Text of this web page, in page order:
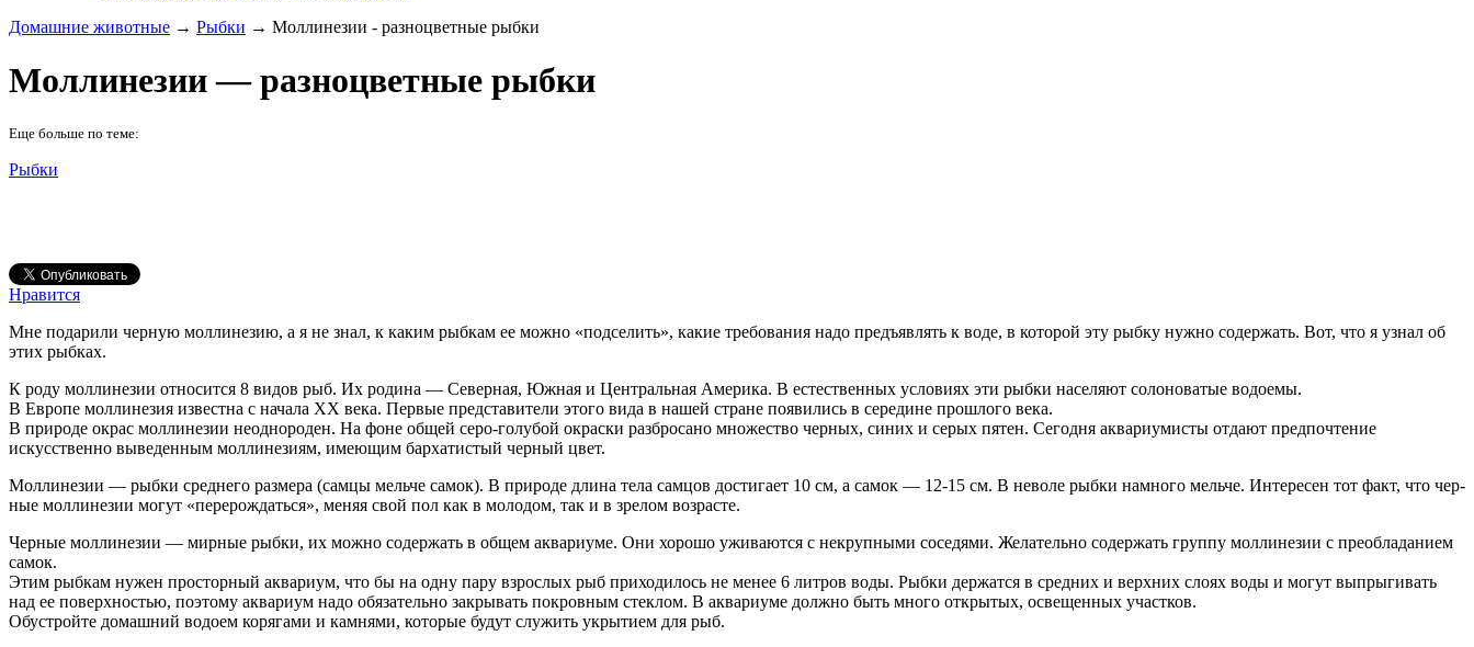
Домашние животные → Рыбки → Моллинезии - разноцветные рыбки
Моллинезии — разноцветные рыбки
Еще больше по теме:
Рыбки
Нравится
Мне подарили черную моллинезию, а я не знал, к каким рыбкам ее можно «подселить», какие требования надо предъявлять к воде, в которой эту рыбку нужно содержать. Вот, что я узнал об
этих рыбках.
К роду моллинезии относится 8 видов рыб. Их родина — Северная, Южная и Центральная Америка. В естественных условиях эти рыбки населяют солоноватые водоемы.
В Европе моллинезия известна с начала XX века. Первые представители этого вида в нашей стране появились в середине прошлого века.
В природе окрас моллинезии неоднороден. На фоне общей серо-го­лубой окраски разбросано множество черных, синих и серых пятен. Сегодня аквариумисты отдают предпочтение
искусственно выведенным моллинезиям, имеющим бархатистый черный цвет.
Моллинезии — рыбки среднего размера (самцы мельче самок). В природе длина тела самцов достигает 10 см, а самок — 12-15 см. В неволе рыбки намного мельче. Интересен тот факт, что чер­
ные моллинезии могут «перерождаться», меняя свой пол как в молодом, так и в зрелом возрасте.
Черные моллинезии — мирные рыбки, их можно содержать в общем аквариуме. Они хорошо уживаются с некрупными соседями. Желательно содержать группу моллинезии с преобладанием
самок.
Этим рыбкам нужен просторный аквариум, что бы на одну пару взрослых рыб приходилось не менее 6 литров воды. Рыбки держатся в средних и верхних слоях воды и могут выпрыгивать
над ее поверхностью, поэтому аквариум надо обяза­тельно закрывать покровным стеклом. В аквариуме должно быть много открытых, освещенных участков.
Обустройте домашний водоем коря­гами и камнями, которые будут служить укрытием для рыб.